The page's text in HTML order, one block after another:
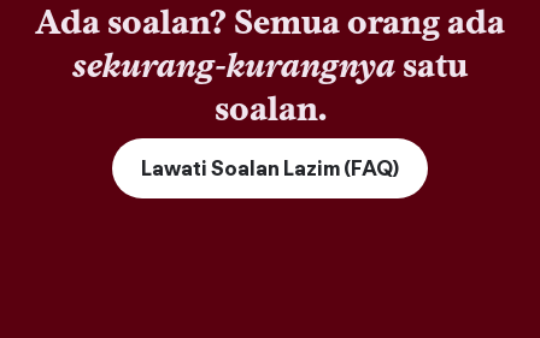
Ada soalan? Semua orang ada
sekurang-kurangnya satu
soalan.
Lawati Soalan Lazim (FAQ)